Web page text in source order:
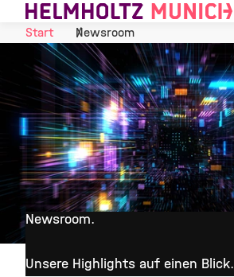
Skip to Content
Start
Newsroom
Newsroom.
Unsere Highlights auf einen Blick.